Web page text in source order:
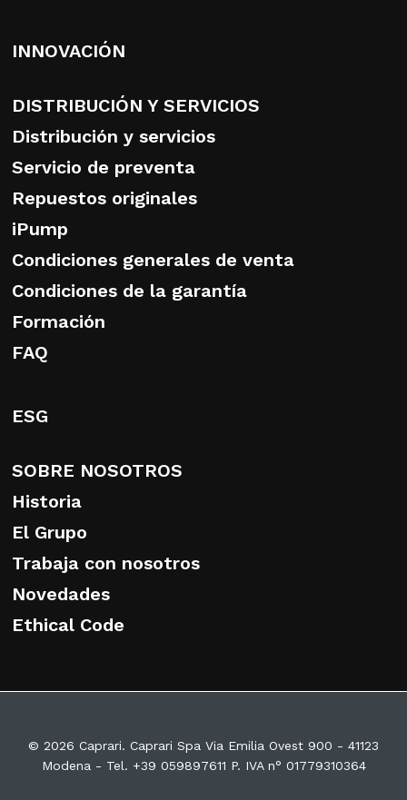
INNOVACIÓN
DISTRIBUCIÓN Y SERVICIOS
Distribución y servicios
Servicio de preventa
Repuestos originales
iPump
Condiciones generales de venta
Condiciones de la garantía
Formación
FAQ
ESG
SOBRE NOSOTROS
Historia
El Grupo
Trabaja con nosotros
Novedades
Ethical Code
© 2026 Caprari. Caprari Spa Via Emilia Ovest 900 - 41123
Modena - Tel. +39 059897611 P. IVA n° 01779310364